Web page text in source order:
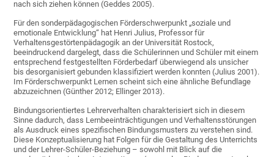
nach sich ziehen können (Geddes 2005).
Für den sonderpädagogischen Förderschwerpunkt „soziale und
emotionale Entwicklung“ hat Henri Julius, Professor für
Verhaltensgestörtenpädagogik an der Universität Rostock,
beeindruckend dargelegt, dass die Schülerinnen und Schüler mit einem
entsprechend festgestellten Förderbedarf überwiegend als unsicher
bis desorganisiert gebunden klassifiziert werden konnten (Julius 2001).
Im Förderschwerpunkt Lernen scheint sich eine ähnliche Befundlage
abzuzeichnen (Günther 2012; Ellinger 2013).
Bindungsorientiertes Lehrerverhalten charakterisiert sich in diesem
Sinne dadurch, dass Lernbeeinträchtigungen und Verhaltensstörungen
als Ausdruck eines spezifischen Bindungsmusters zu verstehen sind.
Diese Konzeptualisierung hat Folgen für die Gestaltung des Unterrichts
und der Lehrer-Schüler-Beziehung – sowohl mit Blick auf die